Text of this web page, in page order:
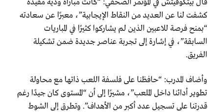
قال بيتكوفيتش في المؤتمر الصحفي: “كانت مباراة ودية مفيدة
كشفت لنا عن العديد من النقاط الإيجابية”، معبرًا عن سعادته
“بمنح فرصة للاعبين الذين لم يشاركوا كثيرًا في المباريات
السابقة”، في إشارة إلى تجربة عناصر جديدة ضمن تشكيلة
الفريق.
وأضاف المدرب: “حافظنا على فلسفة اللعب ذاتها مع محاولة
تطوير أدائنا داخل الملعب”، مشيرًا إلى أن “المستوى كان جيدًا رغم
قدرتنا على تسجيل عدد أكبر من الأهداف”. وتطرق إلى الشوط